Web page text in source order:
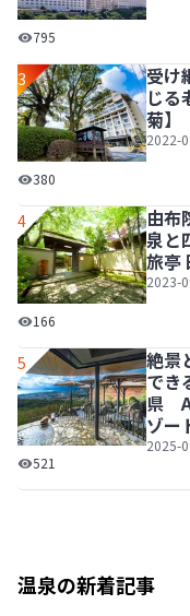
大展望風呂「棚湯」
795
3
受け継がれた温かな
380
受け
じ
菊】
2022-
4
由布院の緑に静かに
166
由布
泉と
旅亭
2023-
5
絶景とワンランク上
521
絶景
でき
県
ゾー
2025-
温泉の新着記事